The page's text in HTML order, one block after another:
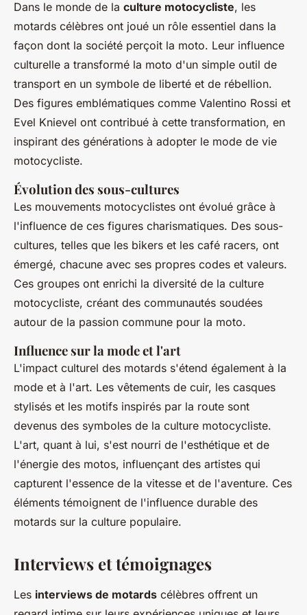
Dans le monde de la culture motocycliste, les
motards célèbres ont joué un rôle essentiel dans la
façon dont la société perçoit la moto. Leur influence
culturelle a transformé la moto d'un simple outil de
transport en un symbole de liberté et de rébellion.
Des figures emblématiques comme Valentino Rossi et
Evel Knievel ont contribué à cette transformation, en
inspirant des générations à adopter le mode de vie
motocycliste.
Évolution des sous-cultures
Les mouvements motocyclistes ont évolué grâce à
l'influence de ces figures charismatiques. Des sous-
cultures, telles que les bikers et les café racers, ont
émergé, chacune avec ses propres codes et valeurs.
Ces groupes ont enrichi la diversité de la culture
motocycliste, créant des communautés soudées
autour de la passion commune pour la moto.
Influence sur la mode et l'art
L'impact culturel des motards s'étend également à la
mode et à l'art. Les vêtements de cuir, les casques
stylisés et les motifs inspirés par la route sont
devenus des symboles de la culture motocycliste.
L'art, quant à lui, s'est nourri de l'esthétique et de
l'énergie des motos, influençant des artistes qui
capturent l'essence de la vitesse et de l'aventure. Ces
éléments témoignent de l'influence durable des
motards sur la culture populaire.
Interviews et témoignages
Les interviews de motards célèbres offrent un